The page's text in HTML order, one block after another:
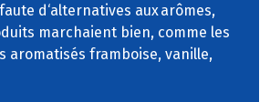
d‘alternatives aux arômes,
marchaient bien, comme les
aromatisés framboise, vanille,